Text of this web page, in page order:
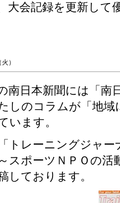
大会記録を更新して
）
南日本新聞には「南
しのコラムが「地
います。
トレーニングジャー
スポーツＮＰＯの
しております。